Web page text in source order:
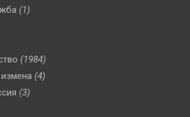
(1)
(1984)
измена (4)
(3)